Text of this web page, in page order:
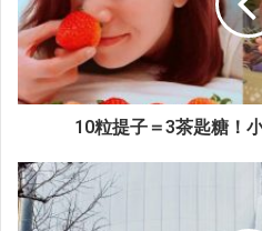
10粒提子＝3茶匙糖！